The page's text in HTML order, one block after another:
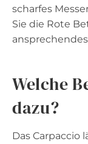
scharfes
Sie die Rote
Welche
dazu?
Das Carpaccio